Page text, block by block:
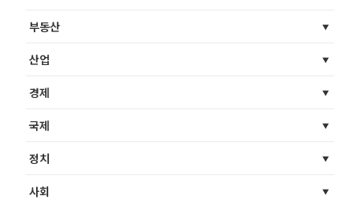
부동산
산업
경제
국제
정치
사회